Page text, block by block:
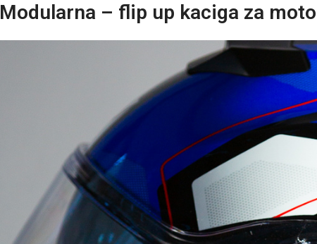
Modularna – flip up kaciga za